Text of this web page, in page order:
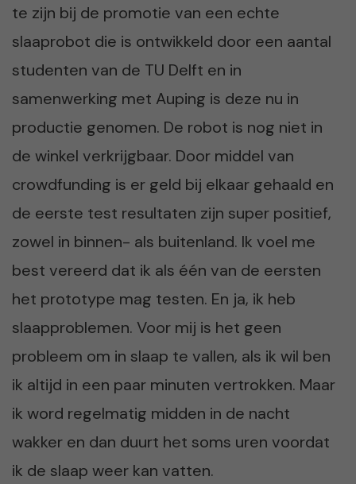
te zijn bij de promotie van een echte
slaaprobot die is ontwikkeld door een aantal
studenten van de TU Delft en in
samenwerking met Auping is deze nu in
productie genomen. De robot is nog niet in
de winkel verkrijgbaar. Door middel van
crowdfunding is er geld bij elkaar gehaald en
de eerste test resultaten zijn super positief,
zowel in binnen- als buitenland. Ik voel me
best vereerd dat ik als één van de eersten
het prototype mag testen. En ja, ik heb
slaapproblemen. Voor mij is het geen
probleem om in slaap te vallen, als ik wil ben
ik altijd in een paar minuten vertrokken. Maar
ik word regelmatig midden in de nacht
wakker en dan duurt het soms uren voordat
ik de slaap weer kan vatten.